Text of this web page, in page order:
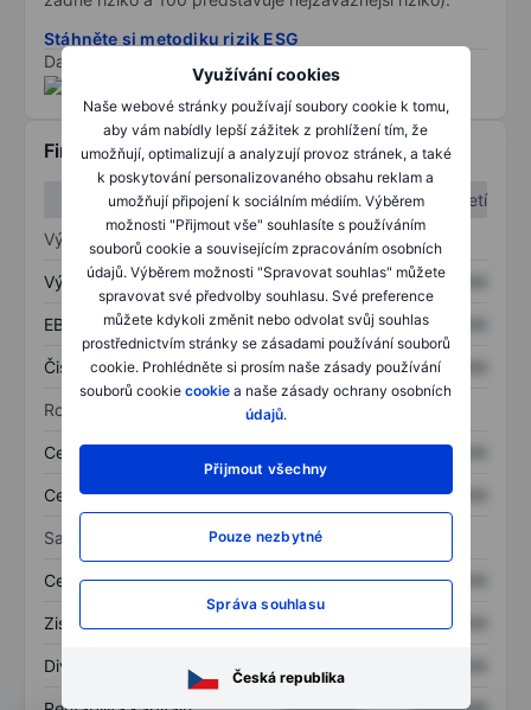
Využívání cookies
Naše webové stránky používají soubory cookie k tomu,
aby vám nabídly lepší zážitek z prohlížení tím, že
umožňují, optimalizují a analyzují provoz stránek, a také
k poskytování personalizovaného obsahu reklam a
umožňují připojení k sociálním médiím. Výběrem
možnosti "Přijmout vše" souhlasíte s používáním
souborů cookie a souvisejícím zpracováním osobních
údajů. Výběrem možnosti "Spravovat souhlas" můžete
spravovat své předvolby souhlasu. Své preference
můžete kdykoli změnit nebo odvolat svůj souhlas
prostřednictvím stránky se zásadami používání souborů
cookie. Prohlédněte si prosím naše zásady používání
souborů cookie cookie a naše zásady ochrany osobních
údajů.
Přijmout všechny
Pouze nezbytné
Správa souhlasu
Česká republika
Stáhněte si metodiku rizik ESG
Data poskytnuta od
Finanční informace
1. čtvrtletí
2. čtvrtletí
Výkaz zisku a ztráty
Výnos XXXXXXX XXXXXXX
EBITDA XXXXXXX XXXXXXX
Čistý příjem XXXXXXX XXXXXXX
Rozvaha
Celková aktiva XXXXXXX
Celkový dluh XXXXXXX XXXXXXX
Sazby
Cena/tržby XXXXXXX XXXXXXX
Zisk na akcii XXXXXXX
Dividenda na akcii